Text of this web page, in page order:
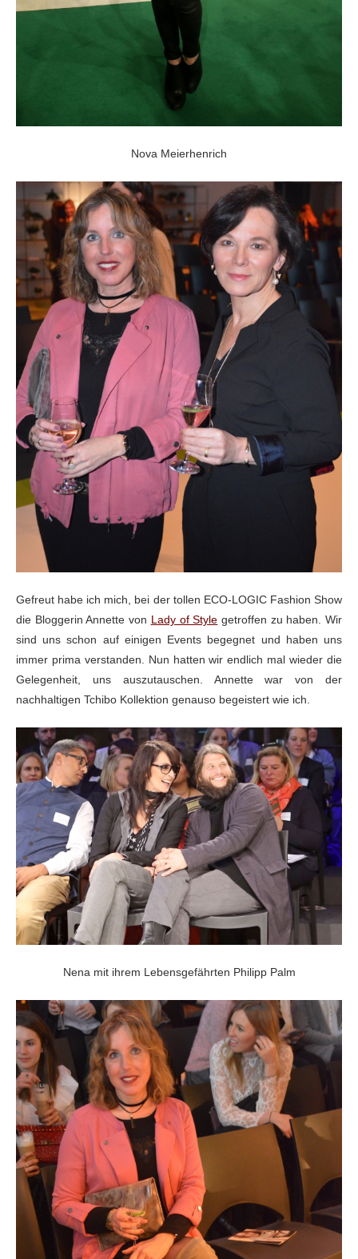
Nova Meierhenrich
Gefreut habe ich mich, bei der tollen ECO-LOGIC Fashion Show
die Bloggerin Annette von Lady of Style getroffen zu haben. Wir
sind uns schon auf einigen Events begegnet und haben uns
immer prima verstanden. Nun hatten wir endlich mal wieder die
Gelegenheit, uns auszutauschen. Annette war von der
nachhaltigen Tchibo Kollektion genauso begeistert wie ich.
Nena mit ihrem Lebensgefährten Philipp Palm